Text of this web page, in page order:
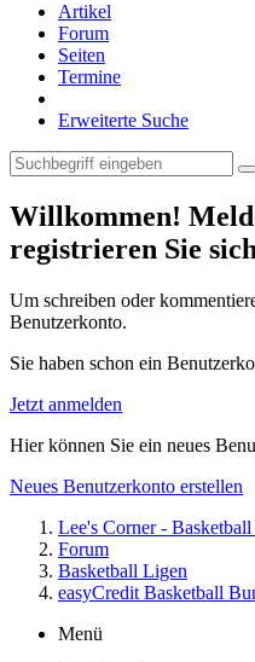
Artikel
Forum
Seiten
Termine
Erweiterte Suche
Willkommen!
registrieren Sie
Um schreiben oder
Benutzerkonto.
Sie haben schon ein
Jetzt anmelden
Hier können Sie ein neues
Neues Benutzerkonto erstellen
Lee's Corner -
Forum
Basketball Ligen
easyCredit Basketball
Menü